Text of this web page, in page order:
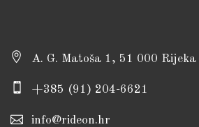
A. G. Matoša 1, 51 000 Rijeka
+385 (91) 204-6621
info@rideon.hr